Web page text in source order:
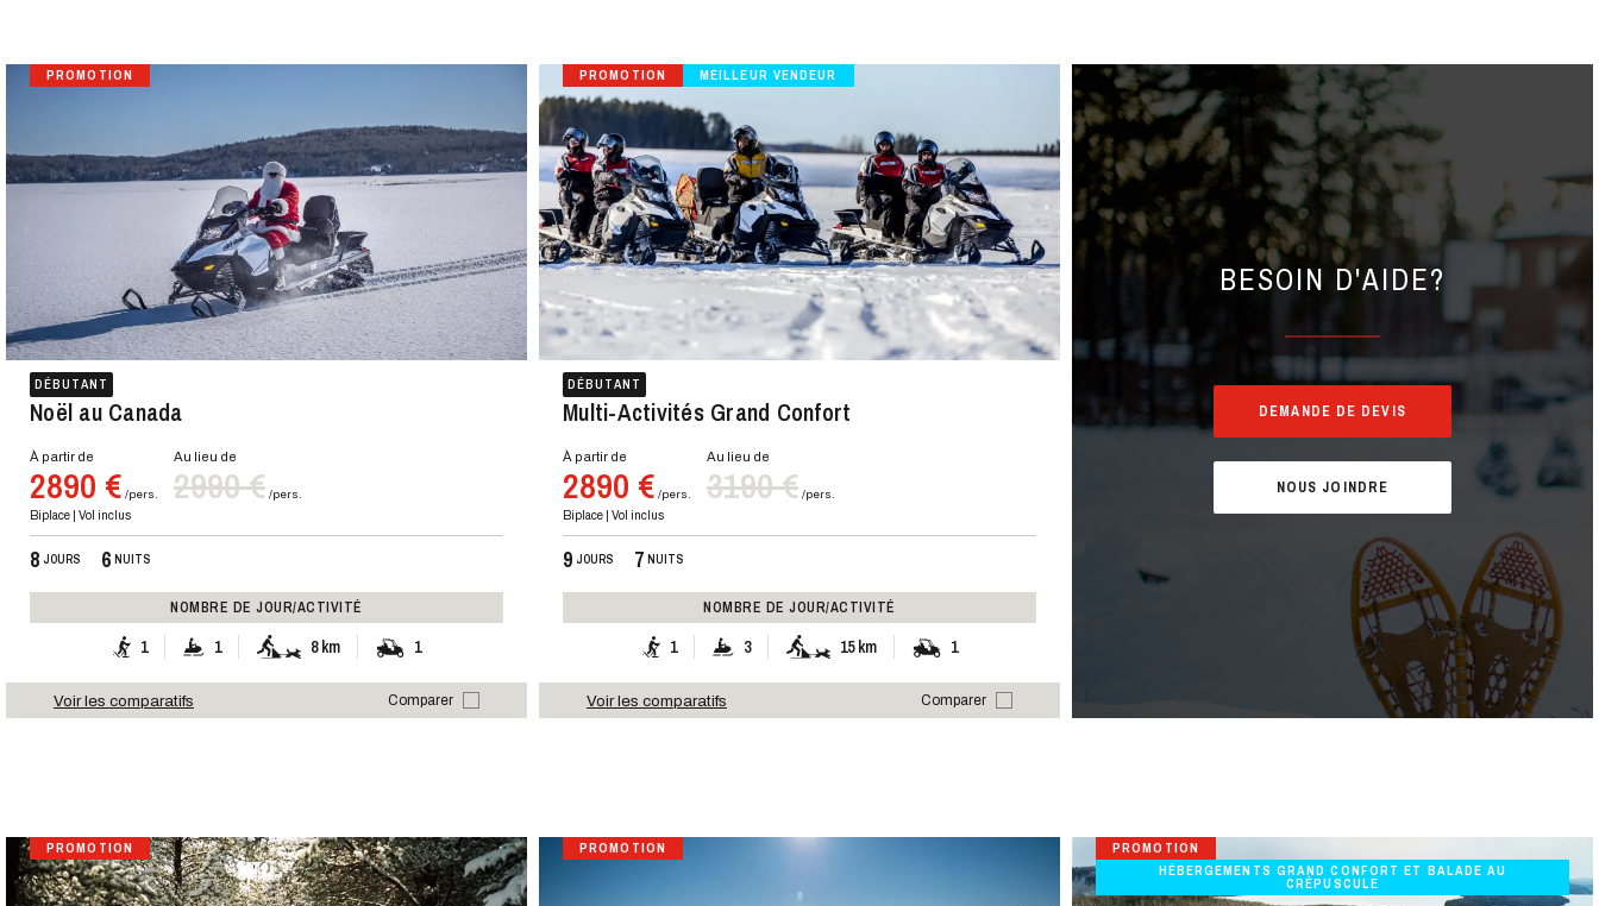
PROMOTION
DÉBUTANT
Noël au Canada
À partir de
2890 € /pers.
Biplace | Vol inclus
Au lieu de
2990 € /pers.
8 JOURS 6 NUITS
NOMBRE DE JOUR/ACTIVITÉ
1 1 8 km 1
Voir les comparatifs Comparer
PROMOTION MEILLEUR VENDEUR
DÉBUTANT
Multi-Activités Grand Confort
À partir de
2890 € /pers.
Biplace | Vol inclus
Au lieu de
3190 € /pers.
9 JOURS 7 NUITS
NOMBRE DE JOUR/ACTIVITÉ
1 3 15 km 1
Voir les comparatifs Comparer
PROMOTION PROMOTION
PROMOTION
HÉBERGEMENTS GRAND CONFORT ET BALADE AU
CRÉPUSCULE
BESOIN D'AIDE?
DEMANDE DE DEVIS
NOUS JOINDRE